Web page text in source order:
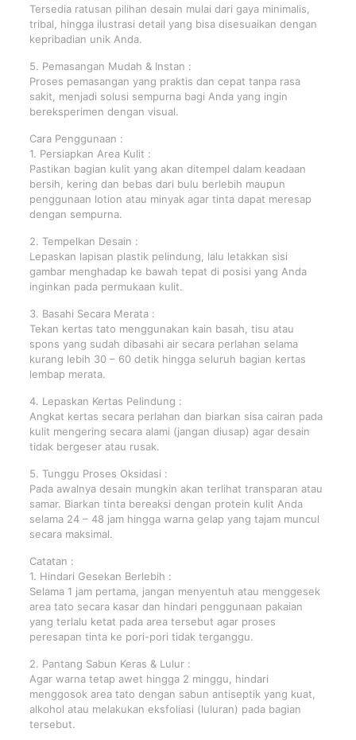
Tersedia ratusan pilihan desain mulai dari gaya minimalis,
tribal, hingga ilustrasi detail yang bisa disesuaikan dengan
kepribadian unik Anda.
5. Pemasangan Mudah & Instan :
Proses pemasangan yang praktis dan cepat tanpa rasa
sakit, menjadi solusi sempurna bagi Anda yang ingin
bereksperimen dengan visual.
Cara Penggunaan :
1. Persiapkan Area Kulit :
Pastikan bagian kulit yang akan ditempel dalam keadaan
bersih, kering dan bebas dari bulu berlebih maupun
penggunaan lotion atau minyak agar tinta dapat meresap
dengan sempurna.
2. Tempelkan Desain :
Lepaskan lapisan plastik pelindung, lalu letakkan sisi
gambar menghadap ke bawah tepat di posisi yang Anda
inginkan pada permukaan kulit.
3. Basahi Secara Merata :
Tekan kertas tato menggunakan kain basah, tisu atau
spons yang sudah dibasahi air secara perlahan selama
kurang lebih 30 – 60 detik hingga seluruh bagian kertas
lembap merata.
4. Lepaskan Kertas Pelindung :
Angkat kertas secara perlahan dan biarkan sisa cairan pada
kulit mengering secara alami (jangan diusap) agar desain
tidak bergeser atau rusak.
5. Tunggu Proses Oksidasi :
Pada awalnya desain mungkin akan terlihat transparan atau
samar. Biarkan tinta bereaksi dengan protein kulit Anda
selama 24 – 48 jam hingga warna gelap yang tajam muncul
secara maksimal.
Catatan :
1. Hindari Gesekan Berlebih :
Selama 1 jam pertama, jangan menyentuh atau menggesek
area tato secara kasar dan hindari penggunaan pakaian
yang terlalu ketat pada area tersebut agar proses
peresapan tinta ke pori-pori tidak terganggu.
2. Pantang Sabun Keras & Lulur :
Agar warna tetap awet hingga 2 minggu, hindari
menggosok area tato dengan sabun antiseptik yang kuat,
alkohol atau melakukan eksfoliasi (luluran) pada bagian
tersebut.